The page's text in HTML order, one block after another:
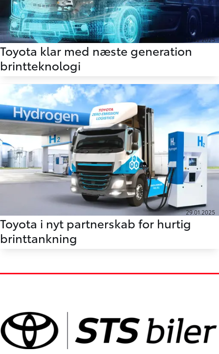
17.02.2025
Toyota klar med næste generation
brintteknologi
29.01.2025
Toyota i nyt partnerskab for hurtig
brinttankning